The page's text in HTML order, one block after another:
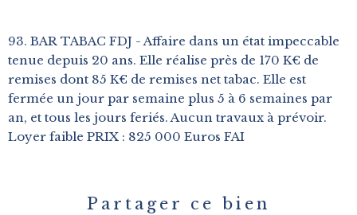
93. BAR TABAC FDJ - Affaire dans un état impeccable
tenue depuis 20 ans. Elle réalise près de 170 K€ de
remises dont 85 K€ de remises net tabac. Elle est
fermée un jour par semaine plus 5 à 6 semaines par
an, et tous les jours feriés. Aucun travaux à prévoir.
Loyer faible PRIX : 825 000 Euros FAI
Partager ce bien